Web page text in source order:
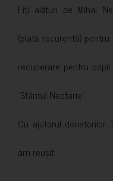
Fiți alături de Mihai
(plată recurentă)
recuperare pentru
”Sfântul Nectarie”.
Cu ajutorul
am reușit: